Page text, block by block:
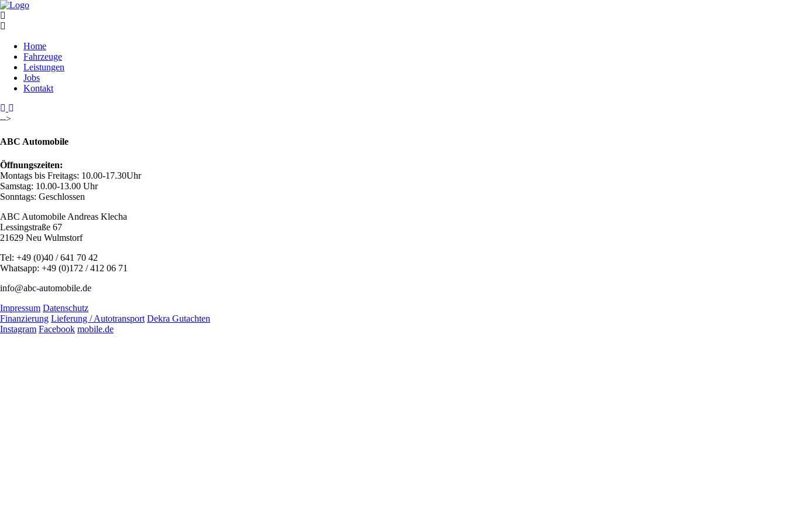
Home
Fahrzeuge
Leistungen
Jobs
Kontakt
-->
ABC Automobile
Öffnungszeiten:
Montags bis Freitags: 10.00-17.30Uhr
Samstag: 10.00-13.00 Uhr
Sonntags: Geschlossen
ABC Automobile Andreas Klecha
Lessingstraße 67
21629 Neu Wulmstorf
Tel: +49 (0)40 / 641 70 42
Whatsapp: +49 (0)172 / 412 06 71
info@abc-automobile.de
Impressum Datenschutz
Finanzierung Lieferung / Autotransport Dekra Gutachten
Instagram Facebook mobile.de